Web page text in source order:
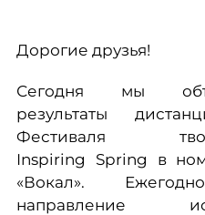
Дорогие друзья!
Сегодня мы
результаты
Фестиваля
Inspiring Spring в
«Вокал».
направление